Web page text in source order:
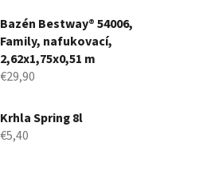
Bazén Bestway® 54006,
Family, nafukovací,
2,62x1,75x0,51 m
€29,90
Krhla Spring 8l
€5,40